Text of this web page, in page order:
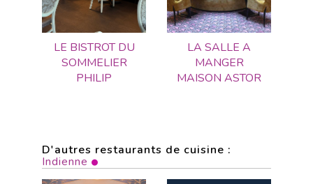
LE BISTROT DU
SOMMELIER
PHILIP
LA SALLE A
MANGER
MAISON ASTOR
D'autres restaurants de cuisine :
Indienne